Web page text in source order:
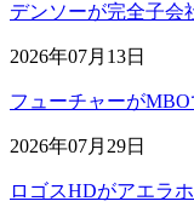
デンソーが完全子会
2026年07月13日
フューチャーが
2026年07月29日
ロゴスHDがアエラ